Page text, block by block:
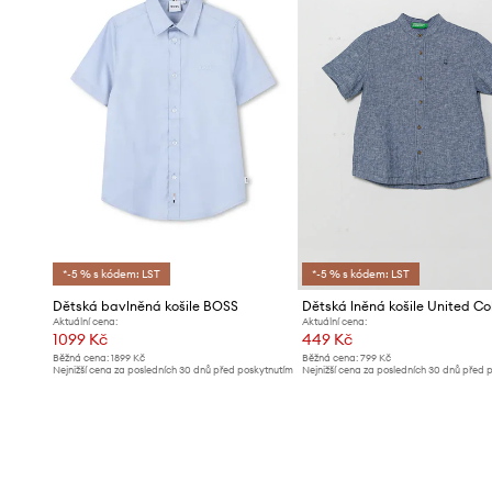
*-5 % s kódem: LST
Dětská bavlněná košile BOSS
Aktuální cena:
1099 Kč
Běžná cena: 1899 Kč
Nejnižší cena za posledních 30 dnů před poskytnutím
*-5 % s kódem: LST
Aktuální cena:
449 Kč
Běžná cena:799 Kč
Nejnižší cena za posledních 30 dnů před